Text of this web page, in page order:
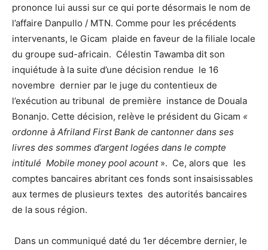
prononce lui aussi sur ce qui porte désormais le nom de
l’affaire Danpullo / MTN. Comme pour les précédents
intervenants, le Gicam plaide en faveur de la filiale locale
du groupe sud-africain. Célestin Tawamba dit son
inquiétude à la suite d’une décision rendue le 16
novembre dernier par le juge du contentieux de
l’exécution au tribunal de première instance de Douala
Bonanjo. Cette décision, relève le président du Gicam «
ordonne à Afriland First Bank de cantonner dans ses
livres des sommes d’argent logées dans le compte
intitulé Mobile money pool acount». Ce, alors que les
comptes bancaires abritant ces fonds sont insaisissables
aux termes de plusieurs textes des autorités bancaires
de la sous région.
Dans un communiqué daté du 1er décembre dernier, le